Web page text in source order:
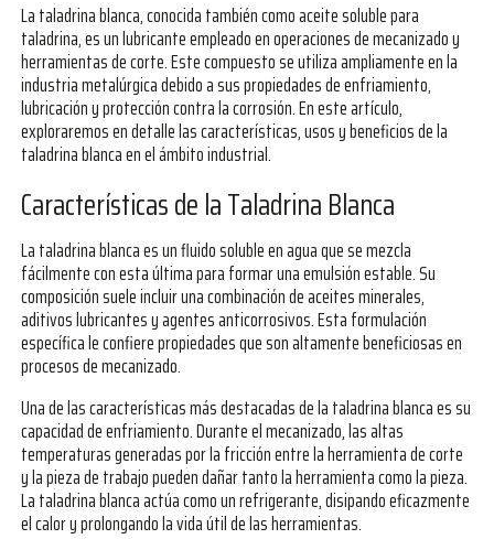
La taladrina blanca, conocida también como aceite soluble para
taladrina, es un lubricante empleado en operaciones de mecanizado y
herramientas de corte. Este compuesto se utiliza ampliamente en la
industria metalúrgica debido a sus propiedades de enfriamiento,
lubricación y protección contra la corrosión. En este artículo,
exploraremos en detalle las características, usos y beneficios de la
taladrina blanca en el ámbito industrial.
Características de la Taladrina Blanca
La taladrina blanca es un fluido soluble en agua que se mezcla
fácilmente con esta última para formar una emulsión estable. Su
composición suele incluir una combinación de aceites minerales,
aditivos lubricantes y agentes anticorrosivos. Esta formulación
específica le confiere propiedades que son altamente beneficiosas en
procesos de mecanizado.
Una de las características más destacadas de la taladrina blanca es su
capacidad de enfriamiento. Durante el mecanizado, las altas
temperaturas generadas por la fricción entre la herramienta de corte
y la pieza de trabajo pueden dañar tanto la herramienta como la pieza.
La taladrina blanca actúa como un refrigerante, disipando eficazmente
el calor y prolongando la vida útil de las herramientas.